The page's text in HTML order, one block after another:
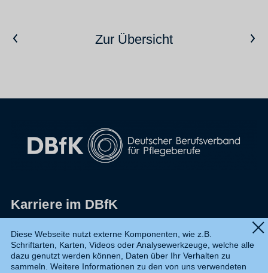
Vorheriger ArtikelZur ÜbersichtNächster Artikel
Karriere im DBfK
Datenschutz
Shop
Diese Webseite nutzt externe Komponenten, wie z.B.
Schriftarten, Karten, Videos oder Analysewerkzeuge, welche alle
dazu genutzt werden können, Daten über Ihr Verhalten zu
sammeln. Weitere Informationen zu den von uns verwendeten